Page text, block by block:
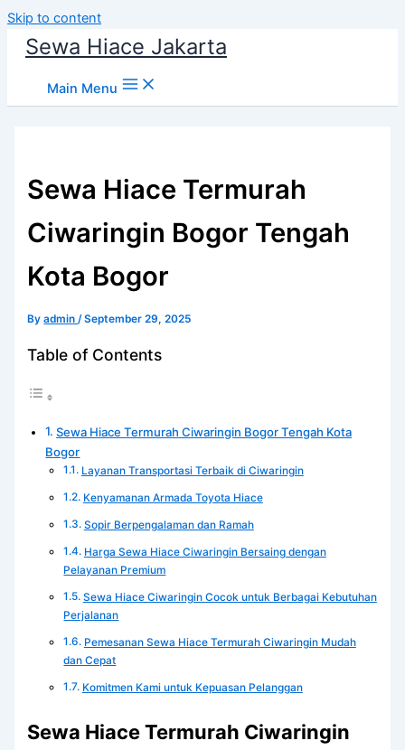
Skip to content
Sewa Hiace Jakarta
Main Menu
Sewa Hiace Termurah
Ciwaringin Bogor Tengah
Kota Bogor
Byadmin/September 29, 2025
Table of Contents
Sewa Hiace Termurah Ciwaringin Bogor Tengah Kota
Bogor
Layanan Transportasi Terbaik di Ciwaringin
Kenyamanan Armada Toyota Hiace
Sopir Berpengalaman dan Ramah
Harga Sewa Hiace Ciwaringin Bersaing dengan
Pelayanan Premium
Sewa Hiace Ciwaringin Cocok untuk Berbagai Kebutuhan
Perjalanan
Pemesanan Sewa Hiace Termurah Ciwaringin Mudah
dan Cepat
Komitmen Kami untuk Kepuasan Pelanggan
Sewa Hiace Termurah Ciwaringin